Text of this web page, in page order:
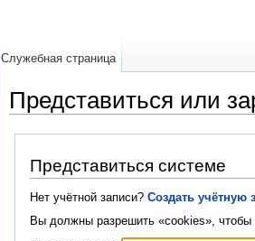
Представиться или
Представиться системе
Нет учётной записи? Создать учётную
Вы должны разрешить «cookies», чтобы
Служебная страница